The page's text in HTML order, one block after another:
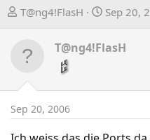
T
e
d
t
a
T@ng4!FlasH
S
d
t
e
Sep 20,
T@ng4!FlasH
Sep 20, 2006